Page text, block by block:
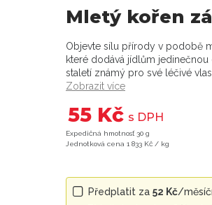
Mletý kořen
Objevte sílu přírody v podobě
které dodává jídlům
staletí známý pro své léčivé
Zobrazit více
55 Kč s DPH
Expedičná hmotnosť 30 g
Jednotková cena 1 833 Kč / kg
Předplatit za 52 Kč/